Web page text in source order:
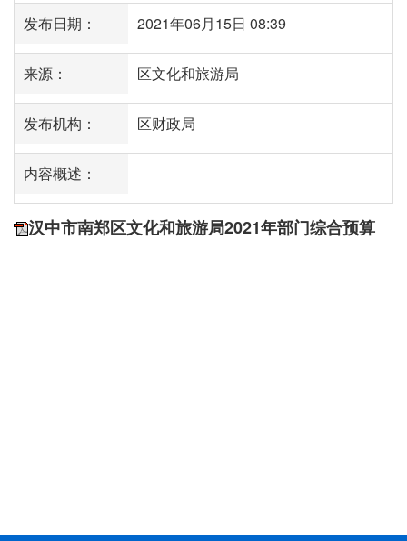
发布日期： 2021年06月15日 08:39
来源： 区文化和旅游局
发布机构： 区财政局
内容概述：
汉中市南郑区文化和旅游局2021年部门综合预算